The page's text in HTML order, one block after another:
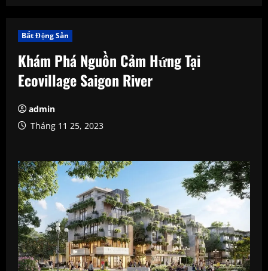
Bất Động Sản
Khám Phá Nguồn Cảm Hứng Tại
Ecovillage Saigon River
admin
Tháng 11 25, 2023